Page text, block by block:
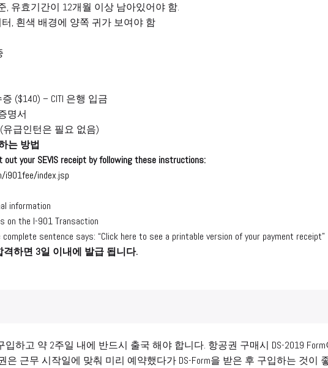
, 유효기간이 12개월 이상 남아있어야 함.
, 흰색 배경에 양쪽 귀가 보여야 함
($140) – CITI 은행 입금
명서
급인턴은 필요 없음)
는 방법
out your SEVIS receipt by following these instructions:
index.jsp
information
on the I-901 Transaction
sentence says: “Click here to see a printable version of your payment receipt”
격하면 3일 이내에 발급 됩니다.
하고 약 2주일 내에 반드시 출국 해야 합니다. 항공권 구매시 DS-2019
근무 시작일에 맞춰 미리 예약했다가 DS-Form을 받은 후 구입하는 것이